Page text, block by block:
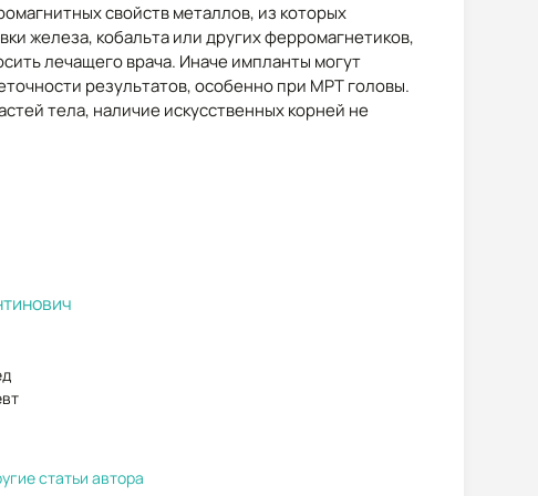
свойств металлов, из которых
железа, кобальта или других ферромагнетиков,
лечащего врача. Иначе импланты могут
результатов, особенно при МРТ головы.
тела, наличие искусственных корней не
статьи автора